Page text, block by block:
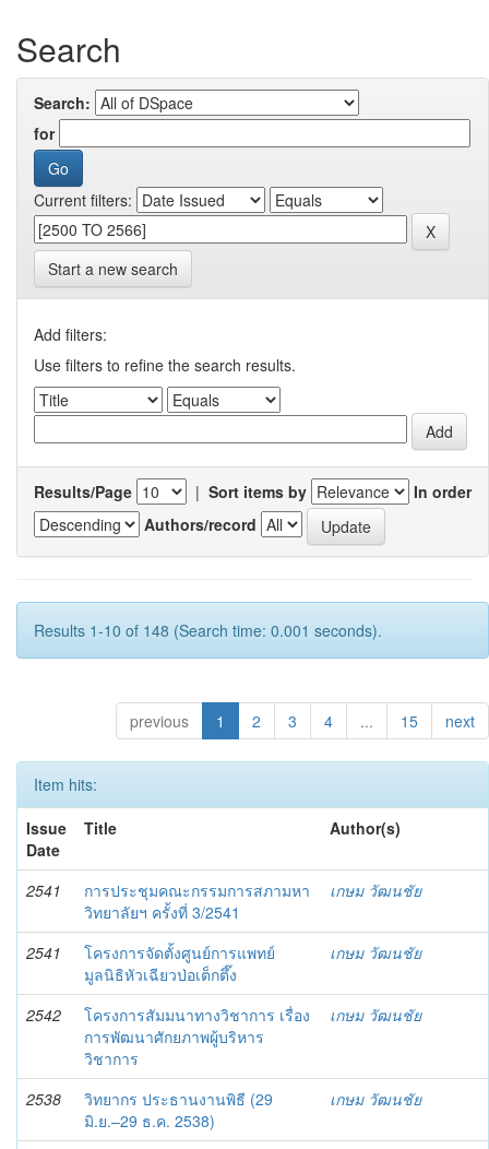
Search
Search:
for
Current filters:
Start a new search
Add filters:
Use filters to refine the search results.
Results/Page | Sort items by
In order
Authors/record
Results 1-10 of 148 (Search time: 0.001 seconds).
previous 1 2 3 4 ... 15 next
Item hits:
Issue
Date
Title Author(s)
2541
การประชุมคณะกรรมการสภามหา
วิทยาลัยฯ ครั้งที่ 3/2541
เกษม วัฒนชัย
2541
โครงการจัดตั้งศูนย์การแพทย์
มูลนิธิหัวเฉียวป่อเต็กตึ๊ง
เกษม วัฒนชัย
2542
โครงการสัมมนาทางวิชาการ เรื่อง
การพัฒนาศักยภาพผู้บริหาร
วิชาการ
เกษม วัฒนชัย
2538
วิทยากร ประธานงานพิธี (29
มิ.ย.–29 ธ.ค. 2538)
เกษม วัฒนชัย